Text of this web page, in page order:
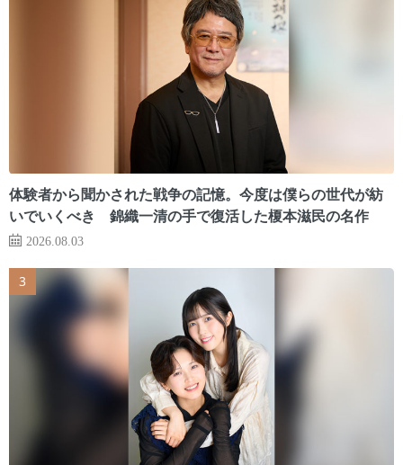
体験者から聞かされた戦争の記憶。今度は僕らの世代が紡
いでいくべき 錦織一清の手で復活した榎本滋民の名作
2026.08.03